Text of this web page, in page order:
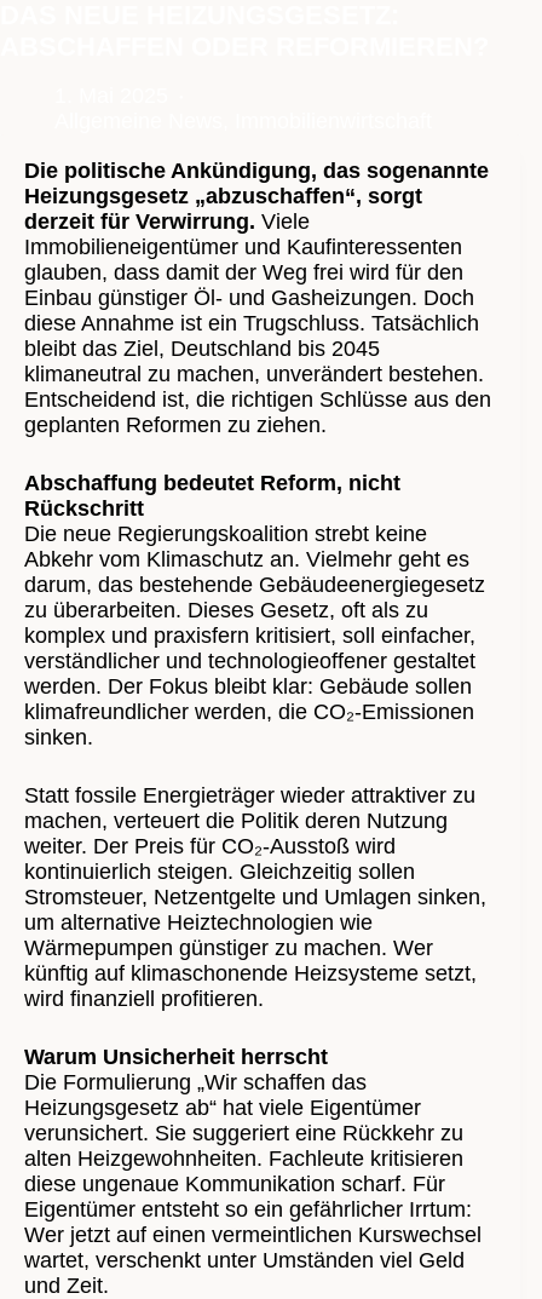
Die politische Ankündigung, das sogenannte
Heizungsgesetz „abzuschaffen“, sorgt
derzeit für Verwirrung. Viele
Immobilieneigentümer und Kaufinteressenten
glauben, dass damit der Weg frei wird für den
Einbau günstiger Öl- und Gasheizungen. Doch
diese Annahme ist ein Trugschluss. Tatsächlich
bleibt das Ziel, Deutschland bis 2045
klimaneutral zu machen, unverändert bestehen.
Entscheidend ist, die richtigen Schlüsse aus den
geplanten Reformen zu ziehen.
Abschaffung bedeutet Reform, nicht
Rückschritt
Die neue Regierungskoalition strebt keine
Abkehr vom Klimaschutz an. Vielmehr geht es
darum, das bestehende Gebäudeenergiegesetz
zu überarbeiten. Dieses Gesetz, oft als zu
komplex und praxisfern kritisiert, soll einfacher,
verständlicher und technologieoffener gestaltet
werden. Der Fokus bleibt klar: Gebäude sollen
klimafreundlicher werden, die CO₂-Emissionen
sinken.
Statt fossile Energieträger wieder attraktiver zu
machen, verteuert die Politik deren Nutzung
weiter. Der Preis für CO₂-Ausstoß wird
kontinuierlich steigen. Gleichzeitig sollen
Stromsteuer, Netzentgelte und Umlagen sinken,
um alternative Heiztechnologien wie
Wärmepumpen günstiger zu machen. Wer
künftig auf klimaschonende Heizsysteme setzt,
wird finanziell profitieren.
Warum Unsicherheit herrscht
Die Formulierung „Wir schaffen das
Heizungsgesetz ab“ hat viele Eigentümer
verunsichert. Sie suggeriert eine Rückkehr zu
alten Heizgewohnheiten. Fachleute kritisieren
diese ungenaue Kommunikation scharf. Für
Eigentümer entsteht so ein gefährlicher Irrtum:
Wer jetzt auf einen vermeintlichen Kurswechsel
wartet, verschenkt unter Umständen viel Geld
und Zeit.